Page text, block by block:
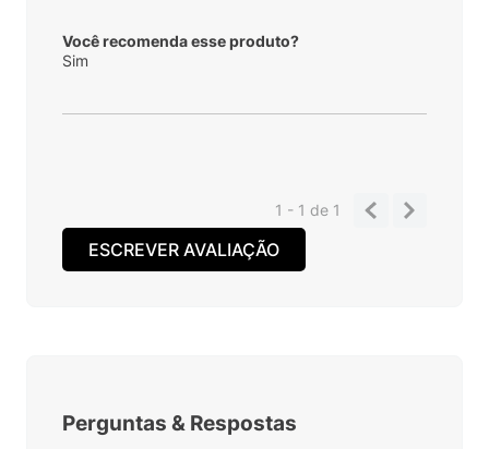
Você recomenda esse produto?
Sim
1 - 1de 1
ESCREVER AVALIAÇÃO
Perguntas & Respostas